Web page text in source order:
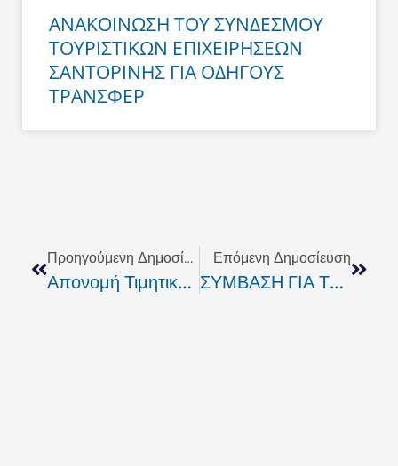
ΑΝΑΚΟΙΝΩΣΗ ΤΟΥ ΣΥΝΔΕΣΜΟΥ
ΤΟΥΡΙΣΤΙΚΩΝ ΕΠΙΧΕΙΡΗΣΕΩΝ
ΣΑΝΤΟΡΙΝΗΣ ΓΙΑ ΟΔΗΓΟΥΣ
ΤΡΑΝΣΦΕΡ
Προηγούμενη Δημοσίευση
Απονομή Τιμητικής Διάκρισης Στον Πρόεδρο Της ΚΡΗΤΙΚΗΣ ΕΣΤΙΑΣ
Επόμενη Δημοσίευση
ΣΥΜΒΑΣΗ ΓΙΑ ΤΗ ΣΥΝΤΗΡΗΣΗ ΤΟΥ ΔΡΟΜΟΥ ΑΓ. ΒΑΡΒΑΡΑ – ΑΣΙΤΕΣ – ΑΓ. ΜΥΡΩΝΑΣ ΥΠΕΓΡΑΨΕ Η Κ. ΣΧΟΙΝΑΡΑΚΗ